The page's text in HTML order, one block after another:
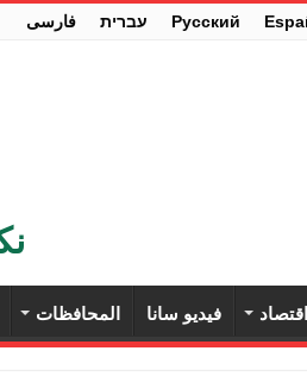
Pусский עברית فارسی
اقتصاد فيديو سانا المحافظات